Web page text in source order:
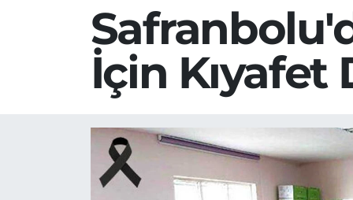
İçin Kıyafet
Karabük Trafik Yoğunluk Haritası
Süper Lig Puan Durumu ve Fikstür
Tüm Manşetler
Son Dakika Haberleri
Haber Arşivi